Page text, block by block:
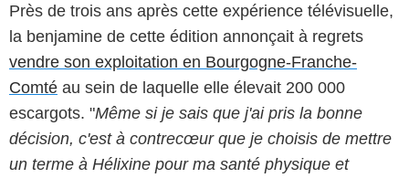
Près de trois ans après cette expérience télévisuelle,
la benjamine de cette édition annonçait à regrets
vendre son exploitation en Bourgogne-Franche-
Comté au sein de laquelle elle élevait 200 000
escargots. "Même si je sais que j'ai pris la bonne
décision, c'est à contrecœur que je choisis de mettre
un terme à Hélixine pour ma santé physique et